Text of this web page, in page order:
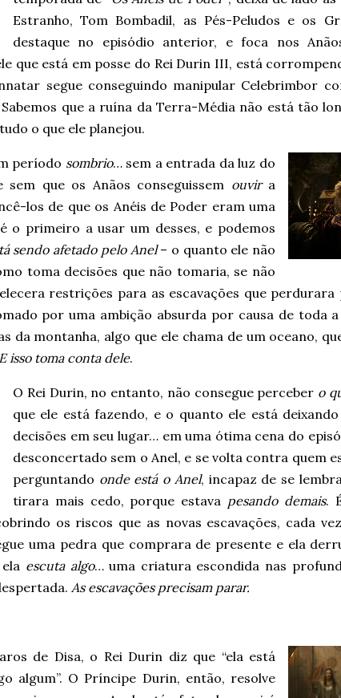
Estranho, Tom Bombadil, as Pés-Peludos e os
destaque no episódio anterior, e foca nos
que está em posse do Rei Durin III, está
segue conseguindo manipular Celebrimbor
que a ruína da Terra-Média não está tão
o que ele planejou.
período sombrio… sem a entrada da luz do
que os Anãos conseguissem ouvira
los de que os Anéis de Poder eram uma
o primeiro a usar um desses, e podemos
sendo afetado pelo Anel– o quanto ele não
toma decisões que não tomaria, se não
restrições para as escavações que perdurara
por uma ambição absurda por causa de toda
da montanha, algo que ele chama de um oceano,
E isso toma conta dele.
O Rei Durin, no entanto, não consegue perceber o
que ele está fazendo, e o quanto ele está
decisões em seu lugar… em uma ótima cena do
desconcertado sem o Anel, e se volta contra quem
perguntando onde está o Anel, incapaz de se
tirara mais cedo, porque estava pesando demais.
os riscos que as novas escavações, cada
uma pedra que comprara de presente e ela
escuta algo… uma criatura escondida nas
As escavações precisam parar.
de Disa, o Rei Durin diz que “ela está
algum”. O Príncipe Durin, então, resolve